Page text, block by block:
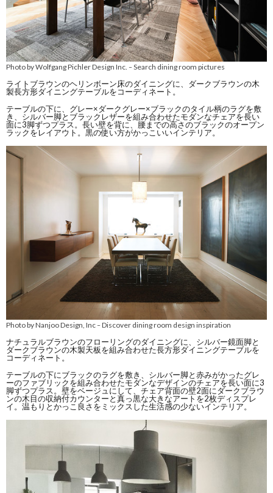
Photo by Wolfgang Pichler Design Inc. –Search dining room pictures
ライトブラウンのヘリンボーン床のダイニングに、ダークブラウンの木
製長方形ダイニングテーブルをコーディネート。
テーブルの下に、グレー×ダークグレー×ブラックのタイル柄のラグを敷
き、シルバー脚とブラックレザーを組み合わせたモダンなチェアを長い
面に3脚ずつプラス。長い壁を背に、腰までの高さのブラックのオープン
ラックをレイアウト。黒の使い方がかっこいいインテリア。
Photo by Nanjoo Design, Inc–Discover dining room design inspiration
ナチュラルブラウンのフローリングのダイニングに、シルバー鏡面脚と
ダークブラウンの木製天板を組み合わせた長方形ダイニングテーブルを
コーディネート。
テーブルの下にブラックのラグを敷き、シルバー脚と赤みがかったグレ
ーのファブリックを組み合わせたモダンなデザインのチェアを長い面に3
脚ずつプラス。壁をベージュにして、チェア背面の壁2面にダークブラウ
ンの木目の収納付カウンターと真っ黒な大きなアートを2枚ディスプレ
イ。温もりとかっこ良さをミックスした生活感の少ないインテリア。